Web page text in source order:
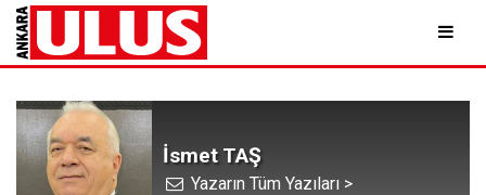
İsmet TAŞ
Yazarın Tüm Yazıları >